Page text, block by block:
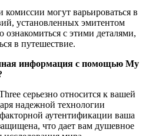
могут варьироваться в
установленных эмитентом
ознакомиться с этими деталями,
в путешествие.
информация с помощью My
серьезно относится к вашей
надежной технологии
аутентификации ваша
что дает вам душевное